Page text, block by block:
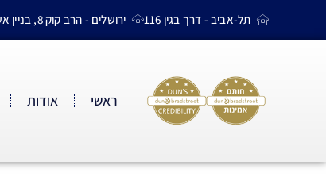
תל-אביב - דרך בגין 116 ירושלים - הרב קוק 8, בניין אשדר, קומה 4
ראשי אודות